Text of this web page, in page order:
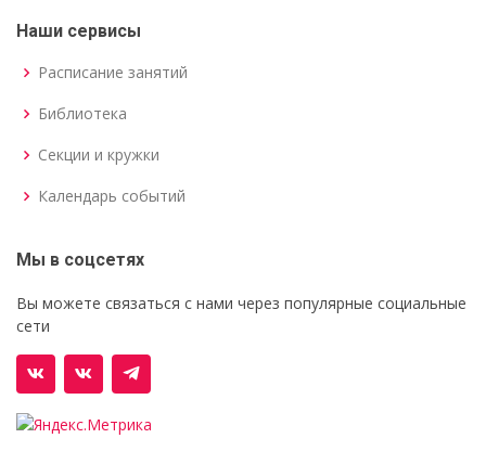
Наши сервисы
Расписание занятий
Библиотека
Секции и кружки
Календарь событий
Мы в соцсетях
Вы можете связаться с нами через популярные социальные
сети